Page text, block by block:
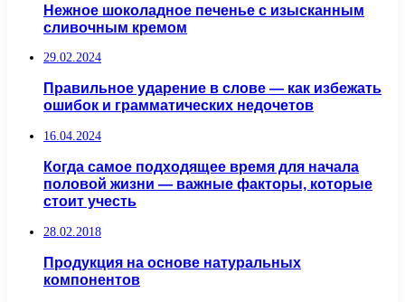
Нежное шоколадное печенье с изысканным
сливочным кремом
29.02.2024
Правильное ударение в слове — как избежать
ошибок и грамматических недочетов
16.04.2024
Когда самое подходящее время для начала
половой жизни — важные факторы, которые
стоит учесть
28.02.2018
Продукция на основе натуральных
компонентов